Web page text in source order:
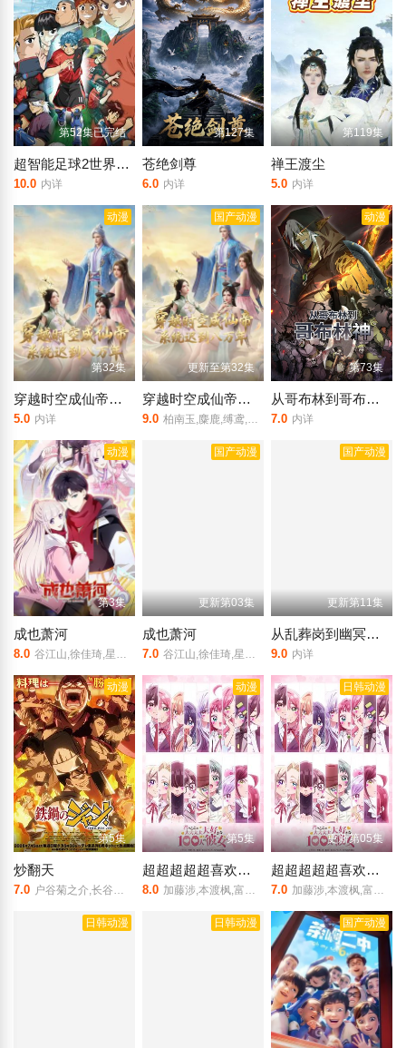
第52集已完结
超智能足球2世界大赛篇
10.0 内详
第127集
苍绝剑尊
6.0 内详
第119集
禅王渡尘
5.0 内详
动漫
第32集
穿越时空成仙帝，系统迟到八万年
5.0 内详
国产动漫
更新至第32集
穿越时空成仙帝，系统迟到八万年
9.0 柏南玉,麋鹿,缚鸢,小猪阿姨
动漫
第73集
从哥布林到哥布林神 动态漫画
7.0 内详
动漫
第3集
成也萧河
8.0 谷江山,徐佳琦,星潮,钱琛
国产动漫
更新第03集
成也萧河
7.0 谷江山,徐佳琦,星潮,钱琛,赵熠彤,孙路路,姜秋再,凌飞
国产动漫
更新第11集
从乱葬岗到幽冥之主
9.0 内详
动漫
第5集
炒翻天
7.0 户谷菊之介,长谷川育美
动漫
第5集
超超超超超喜欢你的100个女朋友 第三季
8.0 加藤涉,本渡枫,富田美忧
日韩动漫
更新第05集
超超超超超喜欢你的100个女朋友 第三季
7.0 加藤涉,本渡枫,富田美忧,长绳麻理亚,濑户麻沙美,朝井彩加,上坂堇,进藤天音,三森铃子,高桥李依,Lynn,高尾奏音,石原夏织,竹达彩奈,千叶繁,上田祐司
日韩动漫 日韩动漫 国产动漫